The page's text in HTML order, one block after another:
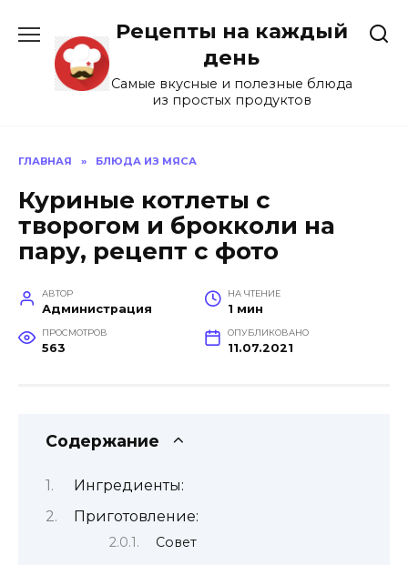
содержанию
Рецепты на каждый
день
Самые вкусные и полезные блюда
из простых продуктов
ГЛАВНАЯ » БЛЮДА ИЗ МЯСА
Куриные котлеты с
творогом и брокколи на
пару, рецепт с фото
АВТОР
Администрация
НА ЧТЕНИЕ
1 мин
ПРОСМОТРОВ
563
ОПУБЛИКОВАНО
11.07.2021
Содержание
Ингредиенты:
Приготовление:
Совет